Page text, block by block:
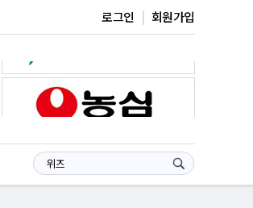
로그인 회원가입